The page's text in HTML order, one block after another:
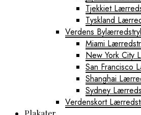
Tjekkiet
Tyskland
Verdens
Miami
New York City
San Francisco
Shanghai
Sydney
Verdenskort